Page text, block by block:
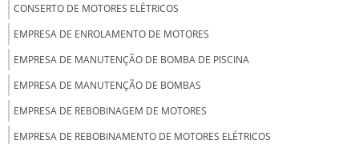
CONSERTO DE MOTORES ELÉTRICOS
EMPRESA DE ENROLAMENTO DE MOTORES
EMPRESA DE MANUTENÇÃO DE BOMBA DE PISCINA
EMPRESA DE MANUTENÇÃO DE BOMBAS
EMPRESA DE REBOBINAGEM DE MOTORES
EMPRESA DE REBOBINAMENTO DE MOTORES ELÉTRICOS